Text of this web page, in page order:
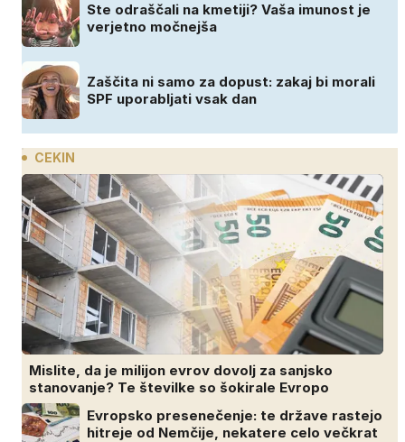
Ste odraščali na kmetiji? Vaša imunost je
verjetno močnejša
Zaščita ni samo za dopust: zakaj bi morali
SPF uporabljati vsak dan
CEKIN
Mislite, da je milijon evrov dovolj za sanjsko
stanovanje? Te številke so šokirale Evropo
Evropsko presenečenje: te države rastejo
hitreje od Nemčije, nekatere celo večkrat